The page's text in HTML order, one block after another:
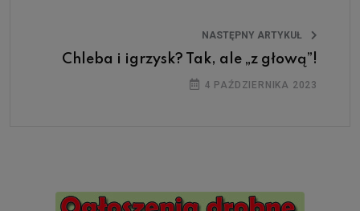
NASTĘPNY ARTYKUŁ
Chleba i igrzysk? Tak, ale „z głową”!
4 PAŹDZIERNIKA 2023